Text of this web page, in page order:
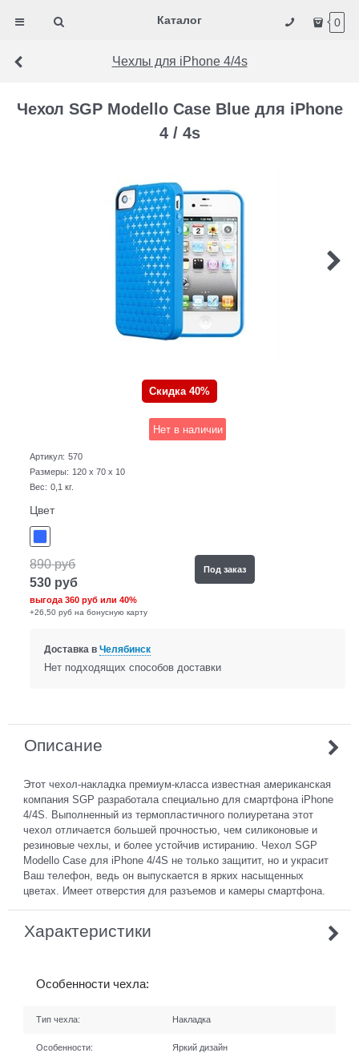
Каталог 0
Чехлы для iPhone 4/4s
Чехол SGP Modello Case Blue для iPhone
4 / 4s
Скидка 40%
Нет в наличии
Артикул: 570
Размеры: 120 x 70 x 10
Вес: 0,1 кг.
Цвет
890 руб
530 руб
выгода360 руб или40%
+26,50 руб на бонусную карту
Под заказ
Доставка в Челябинск
Нет подходящих способов доставки
Описание
Этот чехол-накладка премиум-класса известная американская
компания SGP разработала специально для смартфона iPhone
4/4S. Выполненный из термопластичного полиуретана этот
чехол отличается большей прочностью, чем силиконовые и
резиновые чехлы, и более устойчив истиранию. Чехол SGP
Modello Case для iPhone 4/4S не только защитит, но и украсит
Ваш телефон, ведь он выпускается в ярких насыщенных
цветах. Имеет отверстия для разъемов и камеры смартфона.
Характеристики
Особенности чехла:
Тип чехла: Накладка
Особенности: Яркий дизайн